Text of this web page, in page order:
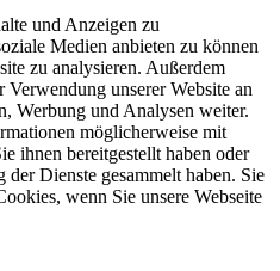
und Anzeigen zu
Medien anbieten zu können
zu analysieren. Außerdem
unserer Website an
Werbung und Analysen weiter.
möglicherweise mit
ihnen bereitgestellt haben oder
Dienste gesammelt haben. Sie
wenn Sie unsere Webseite